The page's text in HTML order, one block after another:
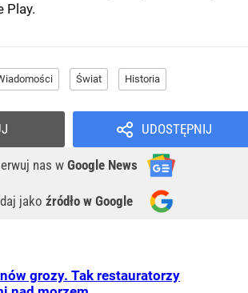
Play.
Świat Historia
UDOSTĘPNIJ
nas w Google News
jako źródło w Google
grozy. Tak restauratorzy